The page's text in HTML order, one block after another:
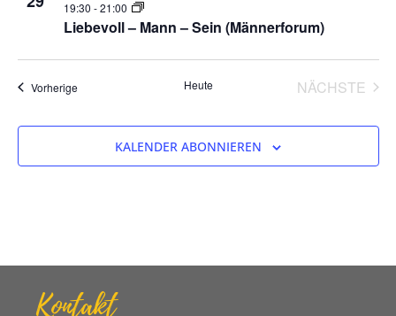
Liebevoll – Mann – Sein (Männerforum)
19:30 -21:00
VorherigeVeranstaltungen Heute NÄCHSTE
KALENDER ABONNIEREN
Kontakt